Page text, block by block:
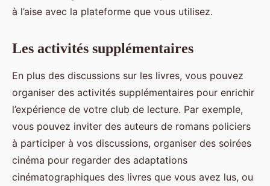
à l’aise avec la plateforme que vous utilisez.
Les activités supplémentaires
En plus des discussions sur les livres, vous pouvez
organiser des activités supplémentaires pour enrichir
l’expérience de votre club de lecture. Par exemple,
vous pouvez inviter des auteurs de romans policiers
à participer à vos discussions, organiser des soirées
cinéma pour regarder des adaptations
cinématographiques des livres que vous avez lus, ou